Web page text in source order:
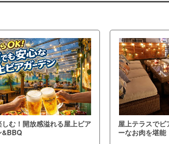
む！開放感溢れる屋上ビア
&BBQ
屋上テラスで
ーなお肉を堪能